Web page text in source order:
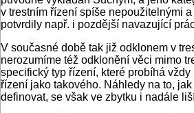
v trestním řízení spíše nepoužitelnými
potvrdily např. i pozdější navazující
V současné době tak již odklonem v
nerozumíme též odklonění věci mimo
specifický typ řízení, které probíhá
řízení jako takového. Náhledy na to,
definovat, se však ve zbytku i nadále